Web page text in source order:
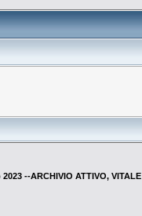
--ARCHIVIO ATTIVO,